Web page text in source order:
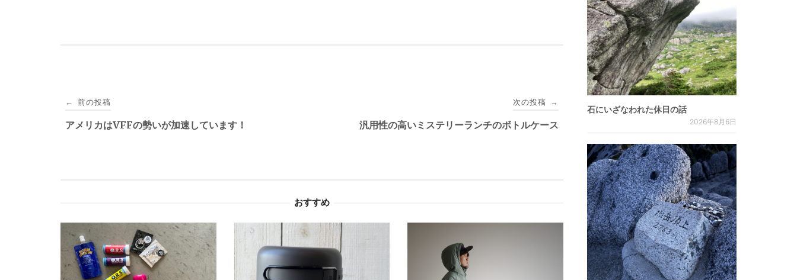
稿
シ
ョ
← 前の投稿
アメリカはVFFの勢いが加速しています！
次の投稿 →
汎用性の高いミステリーランチのボトルケース
おすすめ
石にいざなわれた休日の話
2026年8月6日